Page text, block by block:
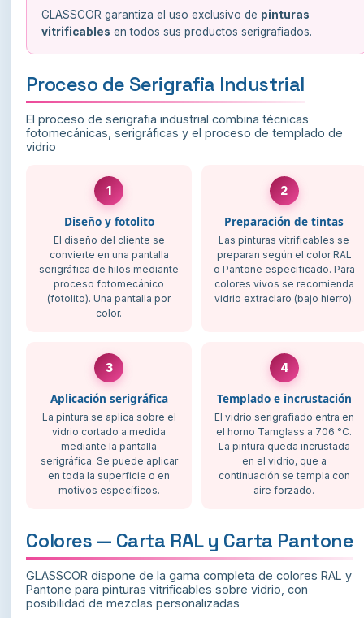
GLASSCOR garantiza el uso exclusivo de pinturas
vitrificables en todos sus productos serigrafiados.
Proceso de Serigrafia Industrial
El proceso de serigrafia industrial combina técnicas
fotomecánicas, serigráficas y el proceso de templado de
vidrio
1
Diseño y fotolito
El diseño del cliente se
convierte en una pantalla
serigráfica de hilos mediante
proceso fotomecánico
(fotolito). Una pantalla por
color.
2
Preparación de tintas
Las pinturas vitrificables se
preparan según el color RAL
o Pantone especificado. Para
colores vivos se recomienda
vidrio extraclaro (bajo hierro).
3
Aplicación serigráfica
La pintura se aplica sobre el
vidrio cortado a medida
mediante la pantalla
serigráfica. Se puede aplicar
en toda la superficie o en
motivos específicos.
4
Templado e incrustación
El vidrio serigrafiado entra en
el horno Tamglass a 706 °C.
La pintura queda incrustada
en el vidrio, que a
continuación se templa con
aire forzado.
Colores — Carta RAL y Carta Pantone
GLASSCOR dispone de la gama completa de colores RAL y
Pantone para pinturas vitrificables sobre vidrio, con
posibilidad de mezclas personalizadas